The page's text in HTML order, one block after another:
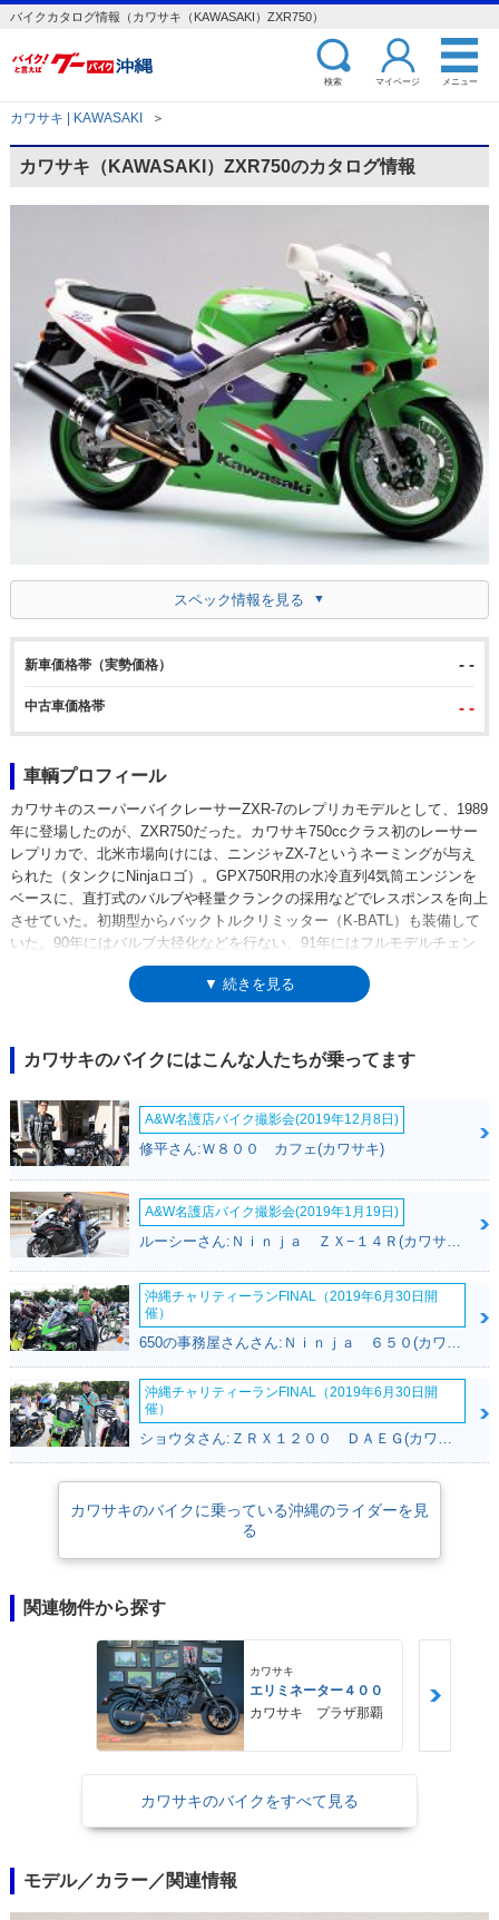
バイクカタログ情報（カワサキ（KAWASAKI）ZXR750）
検索 マイページ メニュー
カワサキ | KAWASAKI ＞
カワサキ（KAWASAKI）ZXR750のカタログ情報
スペック情報を見る
新車価格帯（実勢価格） - -
中古車価格帯 - -
車輌プロフィール
カワサキのスーパーバイクレーサーZXR-7のレプリカモデルとして、1989
年に登場したのが、ZXR750だった。カワサキ750ccクラス初のレーサー
レプリカで、北米市場向けには、ニンジャZX-7というネーミングが与え
られた（タンクにNinjaロゴ）。GPX750R用の水冷直列4気筒エンジンを
ベースに、直打式のバルブや軽量クランクの採用などでレスポンスを向上
させていた。初期型からバックトルクリミッター（K-BATL）も装備して
いた。90年にはバルブ大径化などを行ない、91年にはフルモデルチェン
ジを受け、93年モデルでは初期モデル以来、フロントカウル上部の左右に
あったエアダクトがヘッドランプ下に移設されるなどの変更を受けた。
して、レースベースとなるZXR750Rもラインナップされていた。
▼ 続きを見る
カワサキのバイクにはこんな人たちが乗ってます
A&W名護店バイク撮影会(2019年12月8日)
修平さん:Ｗ８００ カフェ(カワサキ)
A&W名護店バイク撮影会(2019年1月19日)
沖縄チャリティーランFINAL（2019年6月30日開
催）
650の事務屋さんさん:Ｎｉｎｊａ ６５０(カワサキ)
沖縄チャリティーランFINAL（2019年6月30日開
催）
ショウタさん:ＺＲＸ１２００ ＤＡＥＧ(カワサキ)
カワサキのバイクに乗っている沖縄のライダーを見
る
関連物件から探す
カワサキ
エリミネーター４００
カワサキ プラザ那覇
カワサキのバイクをすべて見る
モデル／カラー／関連情報